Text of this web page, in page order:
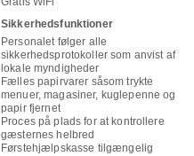
Sikkerhedsfunktioner
Personalet følger alle
sikkerhedsprotokoller som anvist af
lokale myndigheder
Fælles papirvarer såsom trykte
menuer, magasiner, kuglepenne og
papir fjernet
Proces på plads for at kontrollere
gæsternes helbred
Førstehjælpskasse tilgængelig